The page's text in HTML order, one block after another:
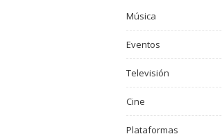
Música
Eventos
Televisión
Cine
Plataformas